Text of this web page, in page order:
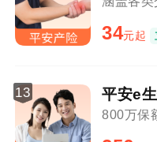
34元起
13 平安e
800万保